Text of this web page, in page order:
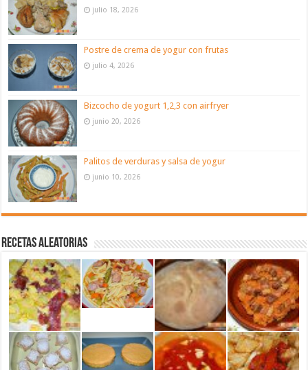
julio 18, 2026
Postre de crema de yogur con frutas
julio 4, 2026
Bizcocho de yogurt 1,2,3 con airfryer
junio 20, 2026
Palitos de verduras y salsa de yogur
junio 10, 2026
Recetas aleatorias